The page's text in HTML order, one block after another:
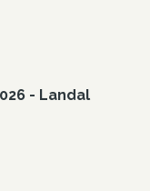
- Landal